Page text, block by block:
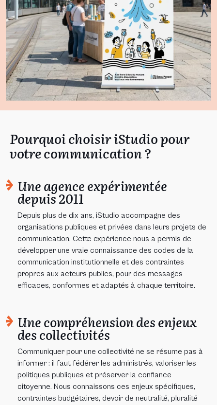
Pourquoi choisir iStudio pour
votre communication ?
Une agence expérimentée
depuis 2011
Depuis plus de dix ans, iStudio accompagne des
organisations publiques et privées dans leurs projets de
communication. Cette expérience nous a permis de
développer une vraie connaissance des codes de la
communication institutionnelle et des contraintes
propres aux acteurs publics, pour des messages
efficaces, conformes et adaptés à chaque territoire.
Une compréhension des enjeux
des collectivités
Communiquer pour une collectivité ne se résume pas à
informer : il faut fédérer les administrés, valoriser les
politiques publiques et préserver la confiance
citoyenne. Nous connaissons ces enjeux spécifiques,
contraintes budgétaires, devoir de neutralité, pluralité